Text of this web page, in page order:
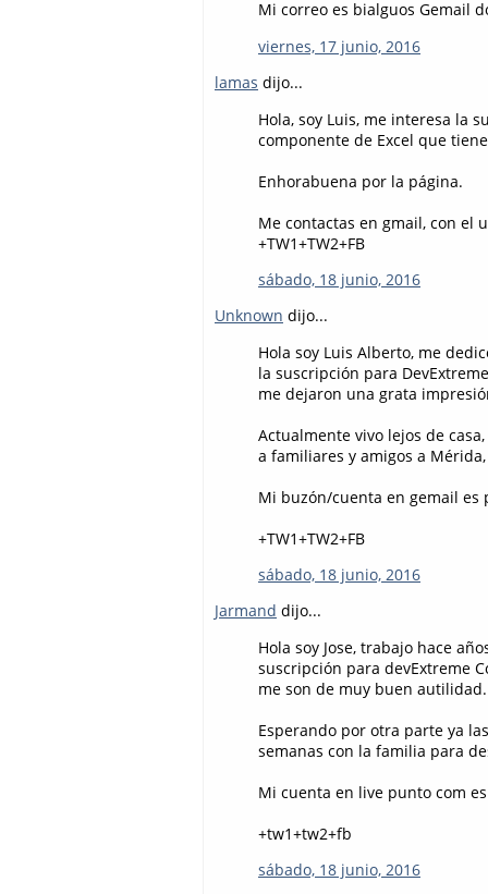
Mi correo es bialguos Gemail
viernes, 17 junio, 2016
lamas dijo...
Hola, soy Luis, me interesa la
componente de Excel que
Enhorabuena por la página.
Me contactas en gmail, con el
+TW1+TW2+FB
sábado, 18 junio, 2016
Unknown dijo...
Hola soy Luis Alberto, me
la suscripción para
me dejaron una grata
Actualmente vivo lejos de
a familiares y amigos a
Mi buzón/cuenta en gemail es
+TW1+TW2+FB
sábado, 18 junio, 2016
Jarmand dijo...
Hola soy Jose, trabajo hace
suscripción para devExtreme
me son de muy buen autilidad.
Esperando por otra parte ya
semanas con la familia para
Mi cuenta en live punto com
+tw1+tw2+fb
sábado, 18 junio, 2016